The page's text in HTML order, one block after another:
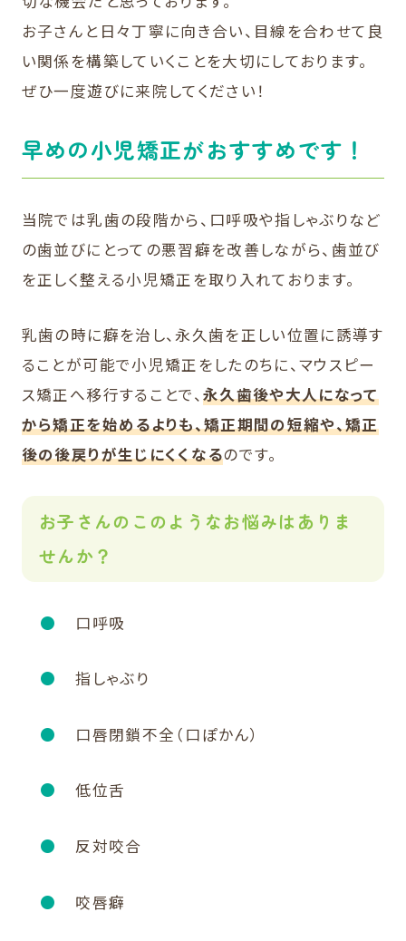
お子さんと日々丁寧に向き合い、目線を合わせて良
い関係を構築していくことを大切にしております。
ぜひ一度遊びに来院してください！
早めの小児矯正がおすすめです！
当院では乳歯の段階から、口呼吸や指しゃぶりなど
の歯並びにとっての悪習癖を改善しながら、歯並び
を正しく整える小児矯正を取り入れております。
乳歯の時に癖を治し、永久歯を正しい位置に誘導す
ることが可能で小児矯正をしたのちに、マウスピー
ス矯正へ移行することで、永久歯後や大人になって
から矯正を始めるよりも、矯正期間の短縮や、矯正
後の後戻りが生じにくくなるのです。
お子さんのこのようなお悩みはありま
せんか？
口呼吸
指しゃぶり
口唇閉鎖不全（口ぽかん）
低位舌
反対咬合
咬唇癖